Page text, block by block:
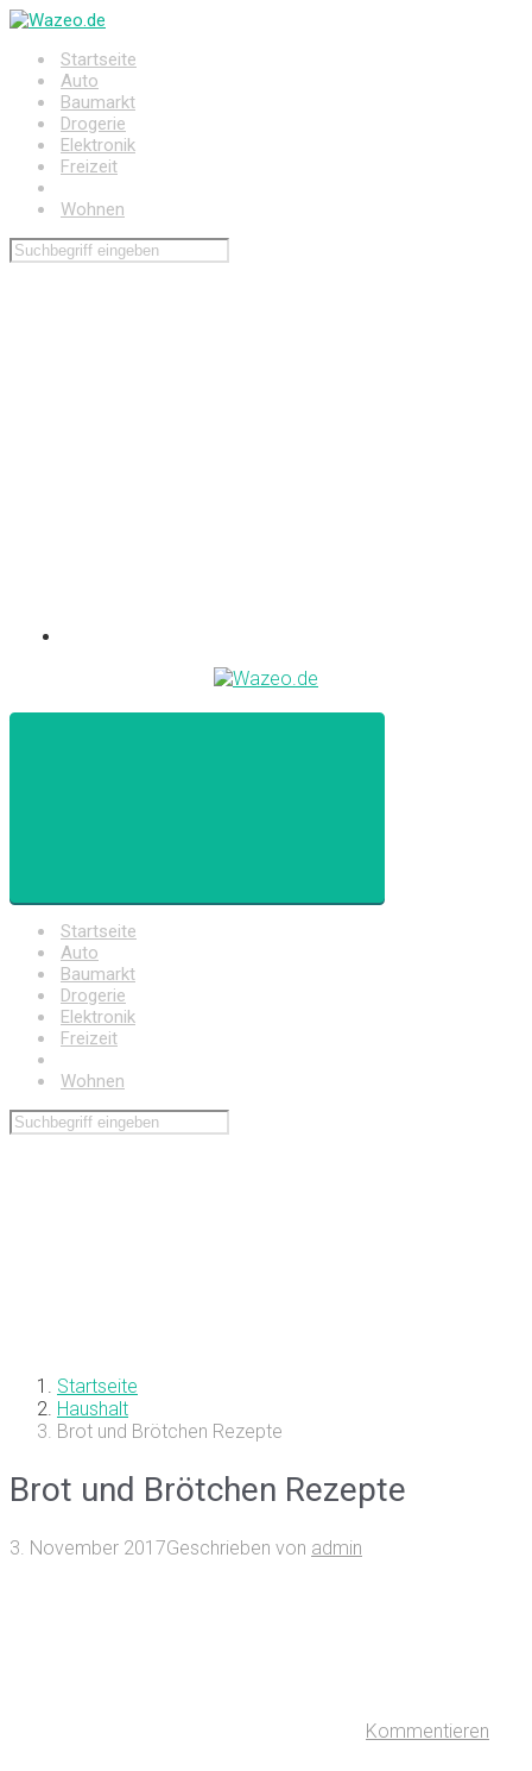
Zum
springenStartseite
Auto
Baumarkt
Drogerie
Elektronik
Freizeit
Wohnen
Startseite
Auto
Baumarkt
Drogerie
Elektronik
Freizeit
Wohnen
Startseite
Haushalt
Brot und Brötchen Rezepte
Brot und Brötchen Rezepte
3. November 2017Geschrieben von admin
Kommentieren